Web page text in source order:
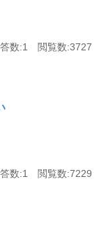
答数:1 閲覧数:3727
答数:1 閲覧数:7229